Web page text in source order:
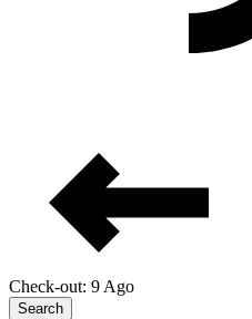
Check-out: 9 Ago
Search